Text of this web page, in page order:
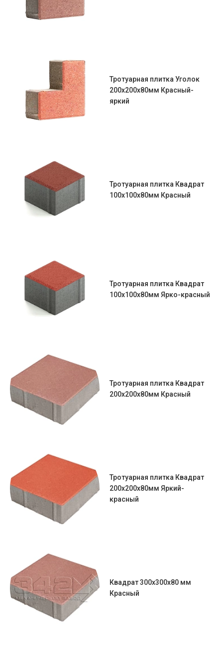
Тротуарная плитка Уголок
200х200х80мм Красный-
яркий
Тротуарная плитка Квадрат
100х100х80мм Красный
Тротуарная плитка Квадрат
100х100х80мм Ярко-красный
Тротуарная плитка Квадрат
200х200х80мм Красный
Тротуарная плитка Квадрат
200х200х80мм Яркий-
красный
Квадрат 300х300х80 мм
Красный